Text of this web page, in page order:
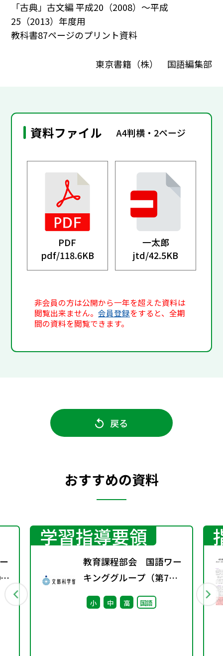
「古典」古文編 平成20（2008）～平成
25（2013）年度用
教科書87ページのプリント資料
東京書籍（株） 国語編集部
資料ファイル A4判横・2ページ
PDF
pdf/118.6KB
一太郎
jtd/42.5KB
非会員の方は公開から一年を超えた資料は
閲覧出来ません。会員登録をすると、全期
間の資料を閲覧できます。
戻る
おすすめの資料
学習指導要領
教育課程部会 国語ワー
キンググループ（第7
回） 配付資料
小 中 高 国語